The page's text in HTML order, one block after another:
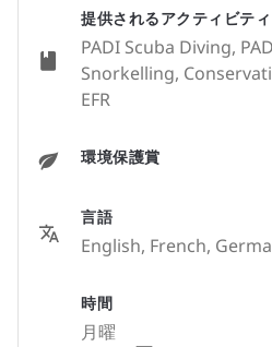
提供されるアクティビティ
PADI Scuba Diving,
Snorkelling,
EFR
環境保護賞
言語
English, French,
時間
月曜